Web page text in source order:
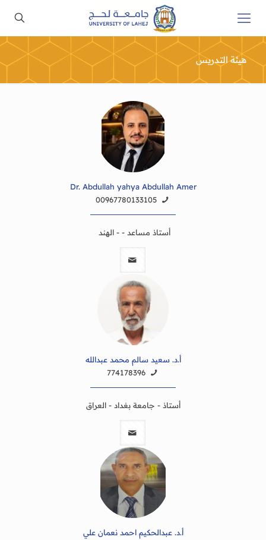
هيئة التدريس
Dr. Abdullah yahya Abdullah Amer
00967780133105
أستاذ مساعد - - الهند
أ.د. سعيد سالم محمد عبدالله
774178396
أستاذ - جامعة بغداد - العراق
أ.د. عبدالحكيم احمد نعمان علي